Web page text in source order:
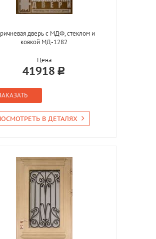
дверь с МДФ, стеклом и
ковкой МД-1282
Цена
41918
В ДЕТАЛЯХ